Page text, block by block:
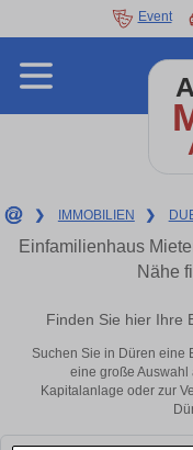
Event
❯ IMMOBILIEN ❯
Einfamilienhaus
Nähe
Finden Sie hier Ihre
Suchen Sie in Düren eine
eine große
Kapitalanlage oder zur